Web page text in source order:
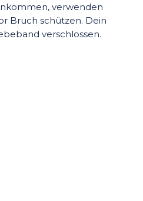
verwenden
Bruch schützen. Dein
verschlossen.